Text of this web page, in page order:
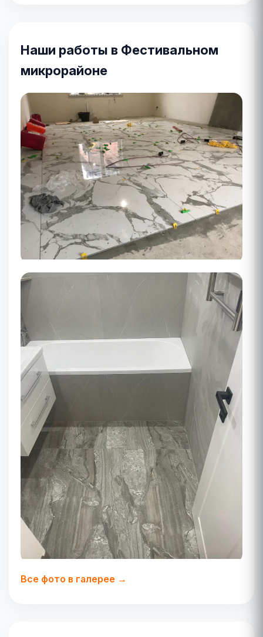
Наши работы в Фестивальном
микрорайоне
Все фото в галерее →